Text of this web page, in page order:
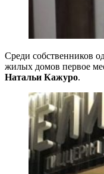
Среди собственников
жилых домов первое
Натальи Кажуро.